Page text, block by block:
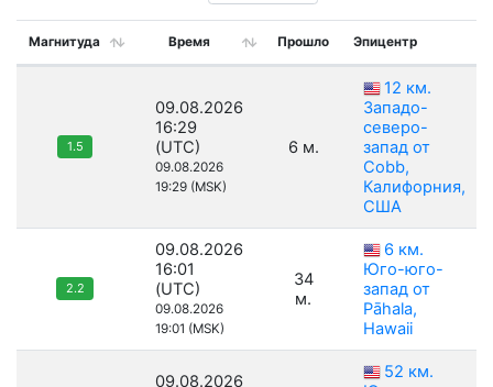
Магнитуда Время Прошло Эпицентр
1.5
09.08.2026
16:29
(UTC)
09.08.2026
19:29 (MSK)
6 м.
12 км.
Западо-
северо-
запад от
Cobb,
Калифорния,
США
2.2
09.08.2026
16:01
(UTC)
09.08.2026
19:01 (MSK)
34
м.
6 км.
Юго-юго-
запад от
Pāhala,
Hawaii
09.08.2026
52 км.